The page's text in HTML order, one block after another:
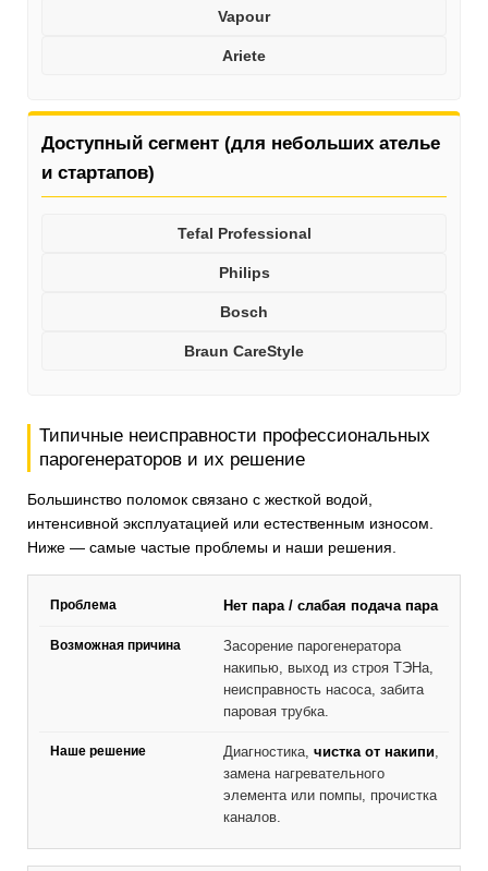
Vapour
Ariete
Доступный сегмент (для небольших ателье
и стартапов)
Tefal Professional
Philips
Bosch
Braun CareStyle
Типичные неисправности профессиональных
парогенераторов и их решение
Большинство поломок связано с жесткой водой,
интенсивной эксплуатацией или естественным износом.
Ниже — самые частые проблемы и наши решения.
Нет пара / слабая подача пара
Засорение парогенератора
накипью, выход из строя ТЭНа,
неисправность насоса, забита
паровая трубка.
Диагностика,чистка от накипи
замена нагревательного
элемента или помпы, прочистка
каналов.